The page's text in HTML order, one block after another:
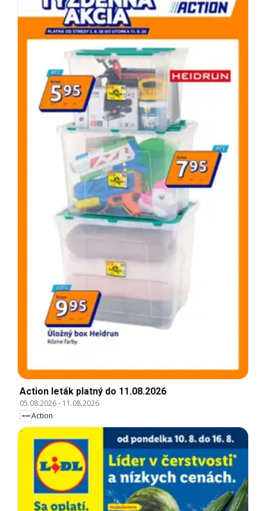
Action leták platný do 11.08.2026
05.08.2026- 11.08.2026
Action